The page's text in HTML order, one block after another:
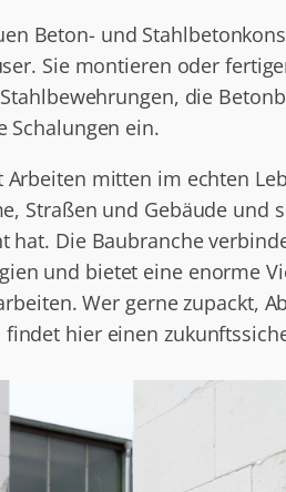
Beton- und
Sie montieren oder
die
Schalungen ein.
mitten im echten
Straßen und Gebäude und
hat. Die Baubranche
und bietet eine enorme
Wer gerne zupackt,
hier einen